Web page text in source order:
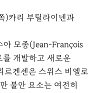
)카리 부틸라이넨과
아 모종(Jean-François
개발하고 새로운
르겐센은 스위스 비엘로
불안 요소는 여전히